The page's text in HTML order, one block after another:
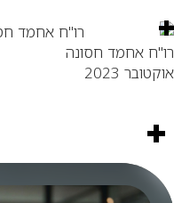
אחמד חסונה
2023